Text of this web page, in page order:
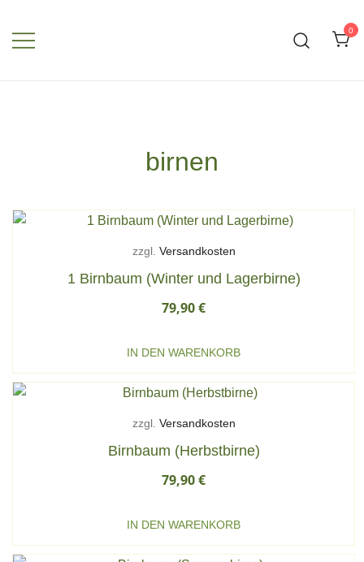
Inhalt
springen
0
birnen
zzgl. Versandkosten
1 Birnbaum (Winter und Lagerbirne)
79,90€
IN DEN WARENKORB
zzgl. Versandkosten
Birnbaum (Herbstbirne)
79,90€
IN DEN WARENKORB